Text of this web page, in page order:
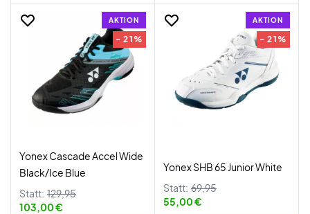
AKTION
- 21%
Yonex Cascade Accel Wide
Black/Ice Blue
Statt: 129,95
103,00 €
AKTION
- 21%
Yonex SHB 65 Junior White
Statt: 69,95
55,00 €